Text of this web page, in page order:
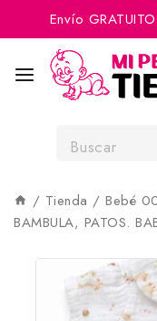
Envío
/ Tienda / Bebé
BAMBULA, PATOS.